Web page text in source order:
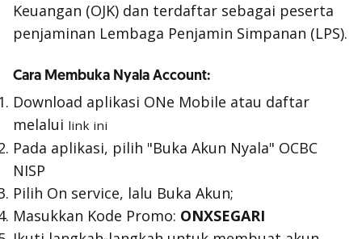
Keuangan (OJK) dan terdaftar sebagai peserta
penjaminan Lembaga Penjamin Simpanan (LPS).
Cara Membuka Nyala Account:
Download aplikasi ONe Mobile atau daftar
melalui link ini
Pada aplikasi, pilih "Buka Akun Nyala" OCBC
NISP
Pilih On service, lalu Buka Akun;
Masukkan Kode Promo: ONXSEGARI